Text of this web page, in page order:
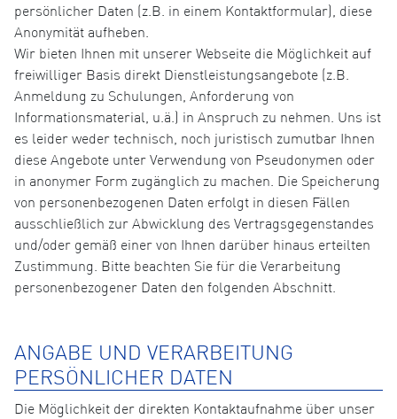
persönlicher Daten (z.B. in einem Kontaktformular), diese
Anonymität aufheben.
Wir bieten Ihnen mit unserer Webseite die Möglichkeit auf
freiwilliger Basis direkt Dienstleistungsangebote (z.B.
Anmeldung zu Schulungen, Anforderung von
Informationsmaterial, u.ä.) in Anspruch zu nehmen. Uns ist
es leider weder technisch, noch juristisch zumutbar Ihnen
diese Angebote unter Verwendung von Pseudonymen oder
in anonymer Form zugänglich zu machen. Die Speicherung
von personenbezogenen Daten erfolgt in diesen Fällen
ausschließlich zur Abwicklung des Vertragsgegenstandes
und/oder gemäß einer von Ihnen darüber hinaus erteilten
Zustimmung. Bitte beachten Sie für die Verarbeitung
personenbezogener Daten den folgenden Abschnitt.
ANGABE UND VERARBEITUNG
PERSÖNLICHER DATEN
Die Möglichkeit der direkten Kontaktaufnahme über unser